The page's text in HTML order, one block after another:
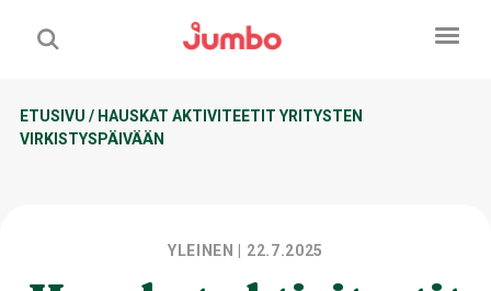
ETUSIVU / HAUSKAT AKTIVITEETIT YRITYSTEN
VIRKISTYSPÄIVÄÄN
YLEINEN | 22.7.2025